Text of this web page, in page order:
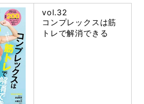
vol.32
コンプレックスは筋
トレで解消できる